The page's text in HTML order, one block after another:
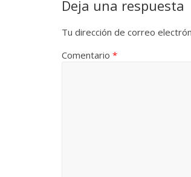
Deja una respuesta
Tu dirección de correo
Comentario *